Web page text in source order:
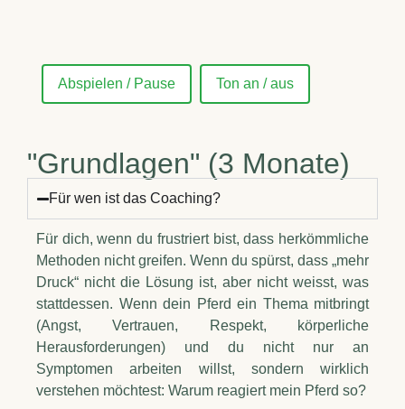
Abspielen / Pause Ton an / aus
"Grundlagen" (3 Monate)
Für wen ist das Coaching?
Für dich, wenn du frustriert bist, dass herkömmliche
Methoden nicht greifen. Wenn du spürst, dass „mehr
Druck“ nicht die Lösung ist, aber nicht weisst, was
stattdessen. Wenn dein Pferd ein Thema mitbringt
(Angst, Vertrauen, Respekt, körperliche
Herausforderungen) und du nicht nur an
Symptomen arbeiten willst, sondern wirklich
verstehen möchtest: Warum reagiert mein Pferd so?